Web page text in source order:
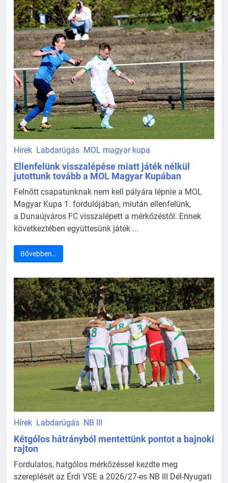
Hírek Labdarúgás MOL magyar kupa
Ellenfelünk visszalépése miatt játék nélkül
jutottunk tovább a MOL Magyar Kupában
Felnőtt csapatunknak nem kell pályára lépnie a MOL
Magyar Kupa 1. fordulójában, miután ellenfelünk,
a Dunaújváros FC visszalépett a mérkőzéstől. Ennek
következtében együttesünk játék ...
Bővebben…
Hírek Labdarúgás NB III
Kétgólos hátrányból mentettünk pontot a bajnoki
rajton
Fordulatos, hatgólos mérkőzéssel kezdte meg
szereplését az Érdi VSE a 2026/27-es NB III Dél-Nyugati